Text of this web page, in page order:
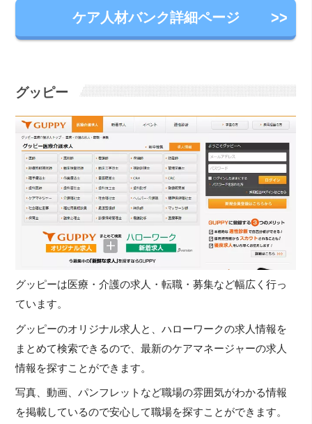
ケア人材バンク詳細ページ
グッピー
グッピーは医療・介護の求人・転職・募集など幅広く行っ
ています。
グッピーのオリジナル求人と、ハローワークの求人情報を
まとめて検索できるので、最新のケアマネージャーの求人
情報を探すことができます。
写真、動画、パンフレットなど職場の雰囲気がわかる情報
を掲載しているので安心して職場を探すことができます。